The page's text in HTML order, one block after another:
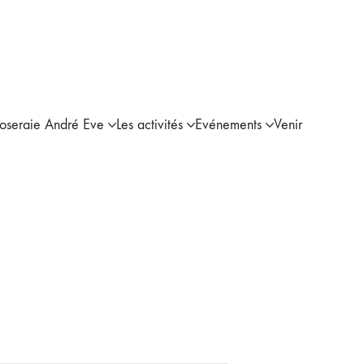
André Eve Les activités Evénements Venir